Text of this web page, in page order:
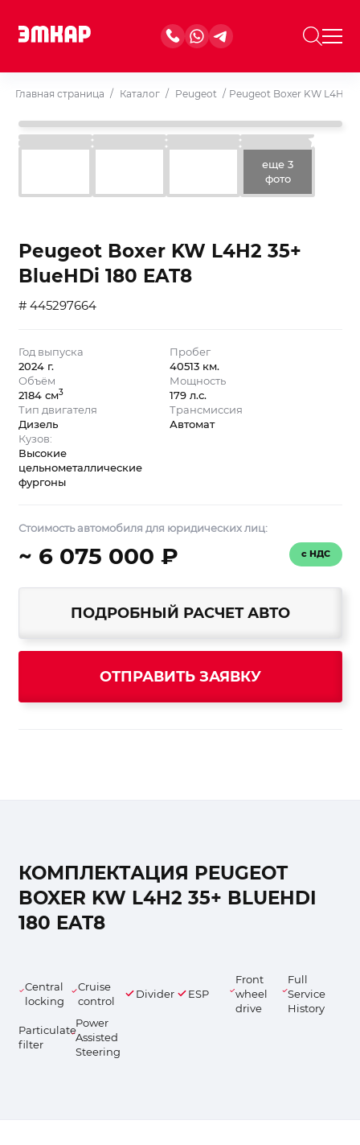
Главная страница / Каталог / Peugeot / Peugeot Boxer KW L4H2
еще 3
фото
Peugeot Boxer KW L4H2 35+
BlueHDi 180 EAT8
# 445297664
Год выпуска
2024 г.
Пробег
40513 км.
Объём
2184 см3
Мощность
179 л.с.
Тип двигателя
Дизель
Трансмиссия
Автомат
Кузов:
Высокие
цельнометаллические
фургоны
Стоимость автомобиля для юридических лиц:
~ 6 075 000 ₽ с НДС
ПОДРОБНЫЙ РАСЧЕТ АВТО
ОТПРАВИТЬ ЗАЯВКУ
КОМПЛЕКТАЦИЯ PEUGEOT
BOXER KW L4H2 35+ BLUEHDI
180 EAT8
Central
locking
Cruise
control
Divider ESP
Front
wheel
drive
Full
Service
History
Particulate
filter
Power
Assisted
Steering